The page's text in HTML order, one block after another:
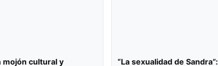
mojón cultural y
“La sexualidad de Sandra”: